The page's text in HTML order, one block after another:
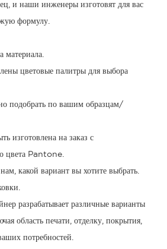
и наши инженеры изготовят для вас
формулу.
материала.
цветовые палитры для выбора
подобрать по вашим образцам/
изготовлена ​​на заказ с
цвета Pantone.
какой вариант вы хотите выбрать.
разрабатывает различные варианты
область печати, отделку, покрытия,
потребностей.